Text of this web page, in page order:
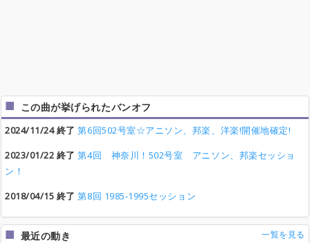
この曲が挙げられたバンオフ
2024/11/24 終了 第6回502号室☆アニソン、邦楽、洋楽!開催地確定!
2023/01/22 終了 第4回 神奈川！502号室 アニソン、邦楽セッショ
ン！
2018/04/15 終了 第8回 1985-1995セッション
最近の動き 一覧を見る